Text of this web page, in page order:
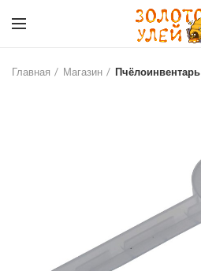
Главная Магазин Пчёлоинвентарь